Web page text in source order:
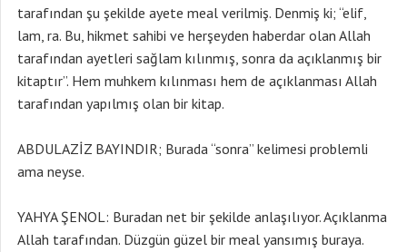
tarafından şu şekilde ayete meal verilmiş. Denmiş ki; “elif,
lam, ra. Bu, hikmet sahibi ve herşeyden haberdar olan Allah
tarafından ayetleri sağlam kılınmış, sonra da açıklanmış bir
kitaptır”. Hem muhkem kılınması hem de açıklanması Allah
tarafından yapılmış olan bir kitap.
ABDULAZİZ BAYINDIR; Burada “sonra” kelimesi problemli
ama neyse.
YAHYA ŞENOL: Buradan net bir şekilde anlaşılıyor. Açıklanma
Allah tarafından. Düzgün güzel bir meal yansımış buraya.